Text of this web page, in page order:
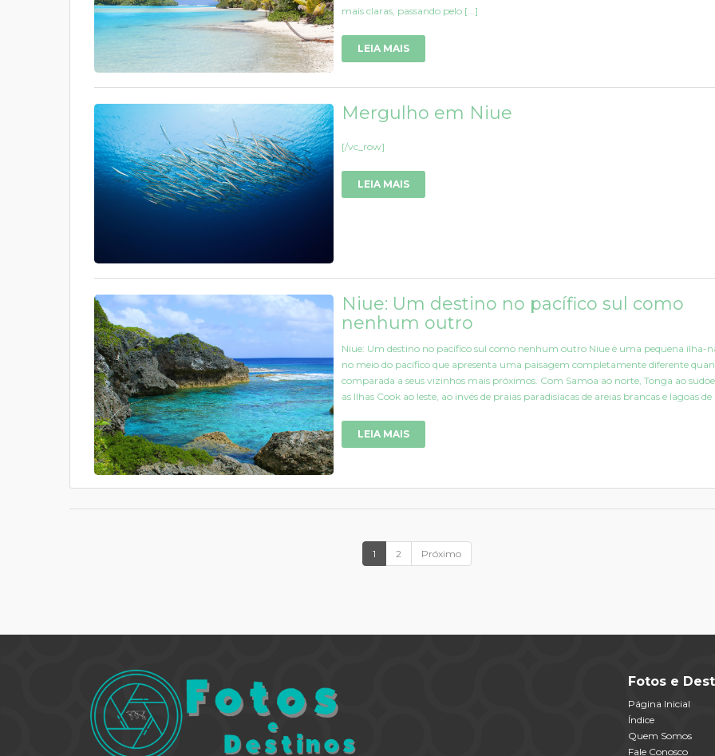
mais claras, passando pelo [...]
LEIA MAIS
Mergulho em Niue
[/vc_row]
LEIA MAIS
Niue: Um destino no pacífico sul como
nenhum outro
Niue: Um destino no pacífico sul como nenhum outro Niue é uma pequena ilha-
no meio do pacífico que apresenta uma paisagem completamente diferente
comparada a seus vizinhos mais próximos. Com Samoa ao norte, Tonga ao
as Ilhas Cook ao leste, ao invés de praias paradisíacas de areias brancas e lagoas de
LEIA MAIS
1 2 Próximo
Fotos e
Página Inicial
Índice
Quem Somos
Fale Conosco